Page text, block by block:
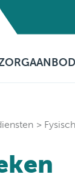
Medische